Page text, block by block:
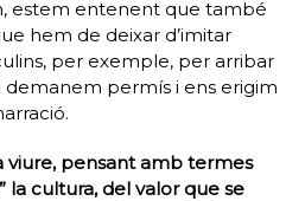
estem entenent que també
hem de deixar d’imitar
per exemple, per arribar
demanem permís i ens erigim
viure, pensant amb termes
la cultura, del valor que se